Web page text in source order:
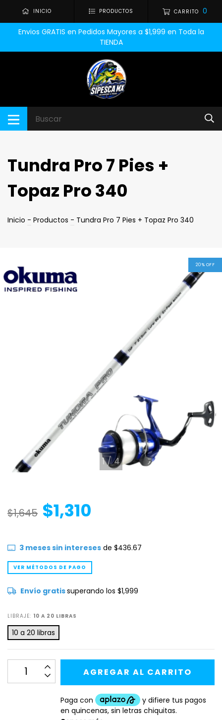
INICIO PRODUCTOS CARRITO 0
Envios GRATIS en Pedidos Mayores a $1,999 en Toda la
TIENDA
Tundra Pro 7 Pies +
Topaz Pro 340
Inicio - Productos - Tundra Pro 7 Pies + Topaz Pro 340
20% OFF
1/4
$1,645 $1,310
3meses sin interesesde $436.67
VER MÉTODOS DE PAGO
Envío gratissuperando los $1,999
LIBRAJE: 10 A 20 LIBRAS
10 a 20 libras